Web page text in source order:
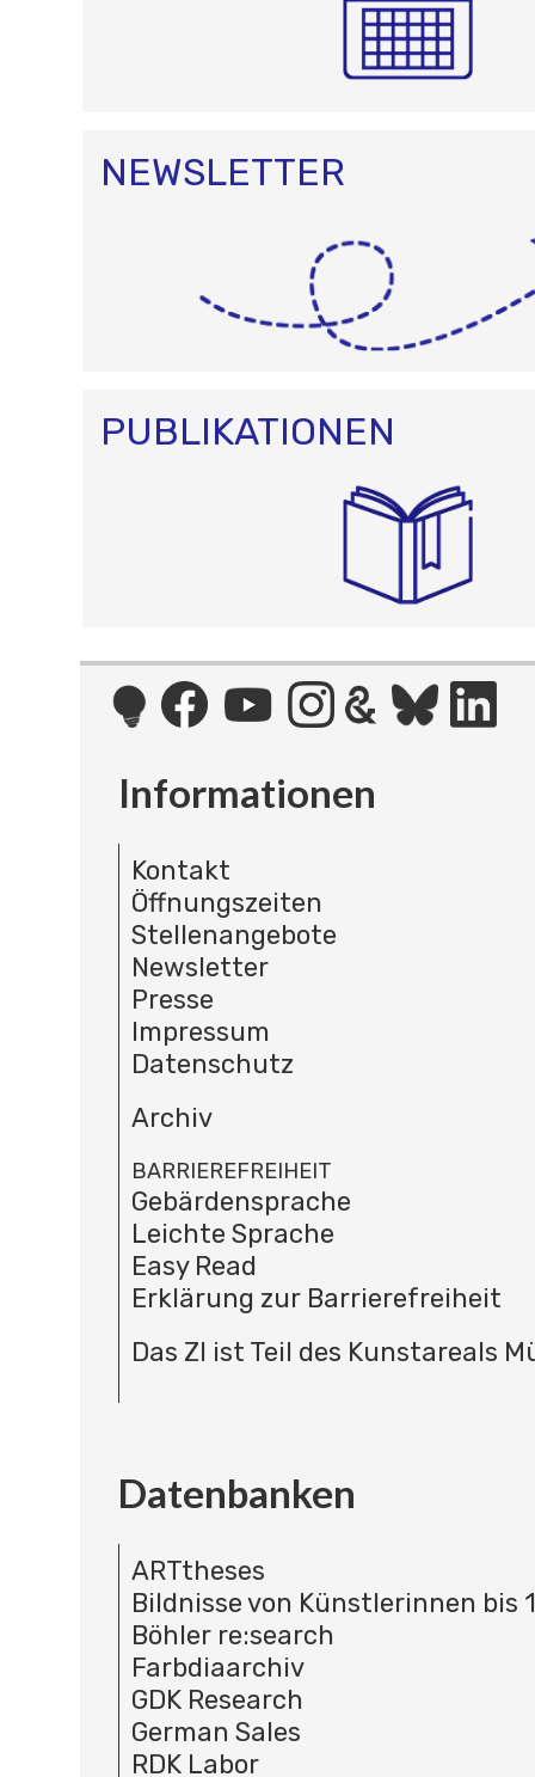
NEWSLETTER
PUBLIKATIONEN
Informationen
Kontakt
Öffnungszeiten
Stellenangebote
Newsletter
Presse
Impressum
Datenschutz
Archiv
BARRIEREFREIHEIT
Gebärdensprache
Leichte Sprache
Easy Read
Erklärung zur Barrierefreiheit
Das ZI ist Teil des Kunstareals
Datenbanken
ARTtheses
Bildnisse von Künstlerinnen bis
Böhler re:search
Farbdiaarchiv
GDK Research
German Sales
RDK Labor